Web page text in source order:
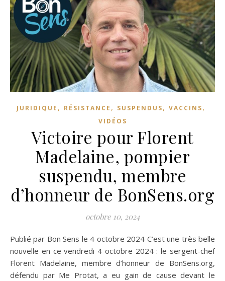
JURIDIQUE , RÉSISTANCE , SUSPENDUS, VACCINS,
VIDÉOS
Victoire pour Florent
Madelaine, pompier
suspendu, membre
d’honneur de BonSens.org
octobre 10, 2024
Publié par Bon Sens le 4 octobre 2024 C’est une très belle
nouvelle en ce vendredi 4 octobre 2024 : le sergent-chef
Florent Madelaine, membre d’honneur de BonSens.org,
défendu par Me Protat, a eu gain de cause devant le